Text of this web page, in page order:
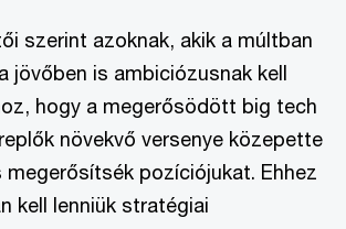
szerint azoknak, akik a múltban
jövőben is ambiciózusnak kell
hogy a megerősödött big tech
növekvő versenye közepette
megerősítsék pozíciójukat. Ehhez
kell lenniük stratégiai